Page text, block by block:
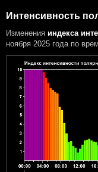
Интенсивность
Изменения индекса
ноября 2025 года по